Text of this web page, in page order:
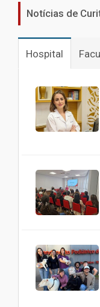
Notícias de
Hospital